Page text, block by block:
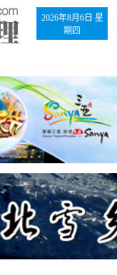
2026年8月6日 星
期四